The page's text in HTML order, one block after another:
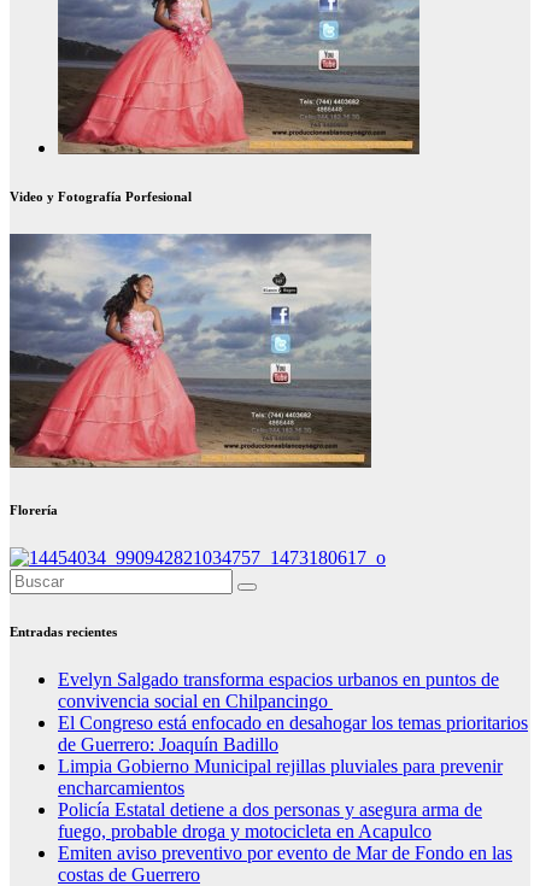
Video y Fotografía Porfesional
Florería
Entradas recientes
Evelyn Salgado transforma espacios urbanos en puntos de
convivencia social en Chilpancingo
El Congreso está enfocado en desahogar los temas prioritarios
de Guerrero: Joaquín Badillo
Limpia Gobierno Municipal rejillas pluviales para prevenir
encharcamientos
Policía Estatal detiene a dos personas y asegura arma de
fuego, probable droga y motocicleta en Acapulco
Emiten aviso preventivo por evento de Mar de Fondo en las
costas de Guerrero